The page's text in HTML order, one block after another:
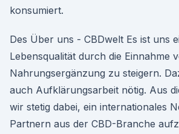
konsumiert.
Des Über uns - CBDwelt Es ist uns
Lebensqualität durch die Einnahme
Nahrungsergänzung zu steigern.
auch Aufklärungsarbeit nötig. Aus
wir stetig dabei, ein internationales
Partnern aus der CBD-Branche